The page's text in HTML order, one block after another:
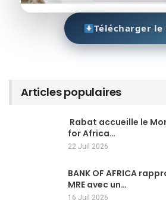
Télécharger le
Articles populaires
Rabat accueille le
for Africa…
22 Juil 2026
BANK OF AFRICA
MRE avec un…
16 Juil 2026